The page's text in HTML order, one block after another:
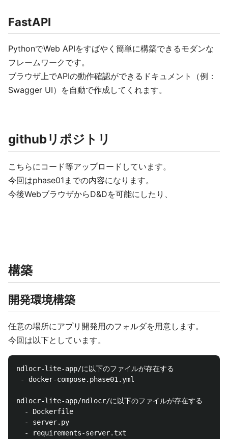
FastAPI
PythonでWeb APIをすばやく簡単に構築できるモダンな
フレームワークです。
ブラウザ上でAPIの動作確認ができるドキュメント（例：
Swagger UI）を自動で作成してくれます。
githubリポジトリ
こちらにコード等アップロードしています。
今回はphase01までの内容になります。
今後WebブラウザからD&Dを可能にしたり、
構築
開発環境構築
任意の場所にアプリ開発用のフォルダを用意します。
今回は以下としています。
ndlocr-lite-app/に以下のファイルが存在する
- docker-compose.phase01.yml
ndlocr-lite-app/ndlocr/に以下のファイルが存在する
  - Dockerfile
  - server.py